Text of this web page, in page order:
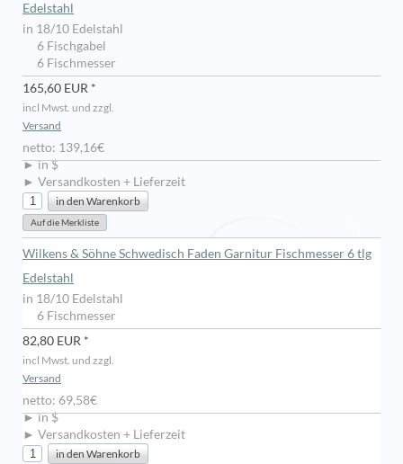
Edelstahl
in 18/10 Edelstahl
6 Fischgabel
6 Fischmesser
165,60 EUR *
incl Mwst. und zzgl.
Versand
netto: 139,16€
► in $
► Versandkosten + Lieferzeit
Wilkens & Söhne Schwedisch Faden Garnitur Fischmesser 6 tlg
Edelstahl
in 18/10 Edelstahl
6 Fischmesser
82,80 EUR *
incl Mwst. und zzgl.
Versand
netto: 69,58€
► in $
► Versandkosten + Lieferzeit